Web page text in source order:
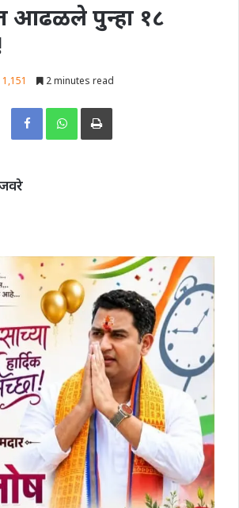
आढळले पुन्हा १८
1,151 2 minutes read
Print